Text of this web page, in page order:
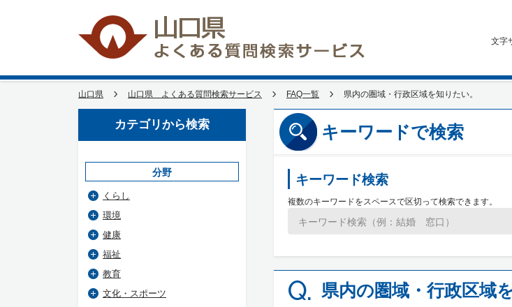
文字
山口県 山口県 よくある質問検索サービス FAQ一覧 県内の圏域・行政区域を知りたい。
キーワードで検索
キーワード検索
複数のキーワードをスペースで区切って検索できます。
Q. 県内の圏域・行政区域
カテゴリから検索
分野
くらし
環境
健康
福祉
教育
文化・スポーツ